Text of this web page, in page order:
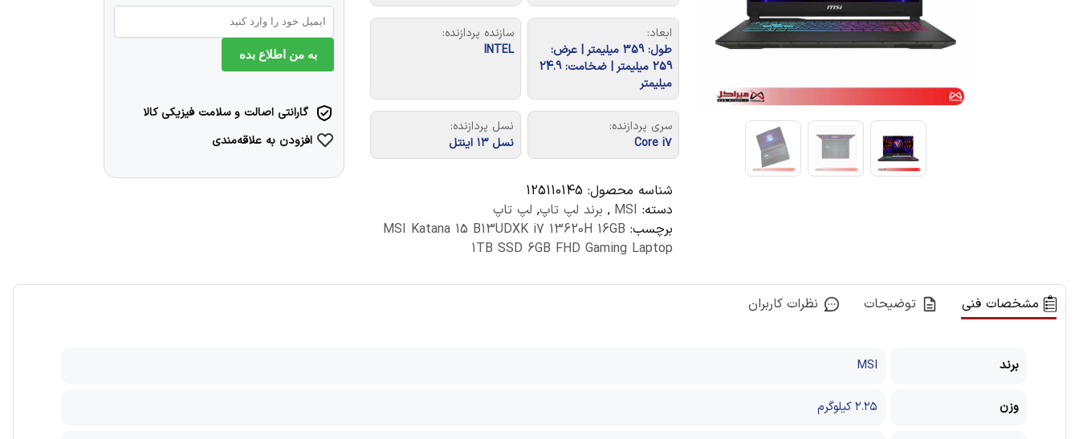
ابعاد:
طول: 359 میلیمتر | عرض:
259 میلیمتر | ضخامت: 24.9
میلیمتر
سازنده پردازنده:
INTEL
سری پردازنده:
Core i۷
نسل پردازنده:
نسل ۱۳ اینتل
شناسه محصول: 125110145
دسته: MSI
, برند لپ تاپ, لپ تاپ
برچسب: MSI Katana 15 B13UDXK i7 13620H 16GB
1TB SSD 6GB FHD Gaming Laptop
به من اطلاع بده
گارانتی اصالت و سلامت فیزیکی کالا
افزودن به علاقه‌مندی
مشخصات فنی توضیحات نظرات کاربران
برند MSI
وزن ۲.۲۵ کیلوگرم